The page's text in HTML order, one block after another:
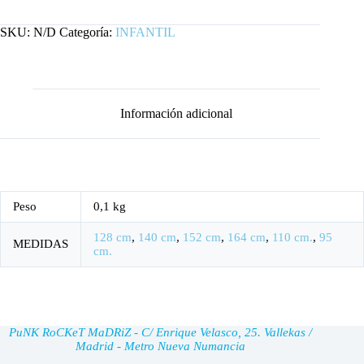
cantidad
SKU: N/D Categoría: INFANTIL
Información adicional
Peso 0,1 kg
MEDIDAS 128 cm, 140 cm, 152 cm, 164 cm, 110 cm., 95
cm.
PuNK RoCKeT MaDRiZ - C/ Enrique Velasco, 25. Vallekas /
Madrid - Metro Nueva Numancia